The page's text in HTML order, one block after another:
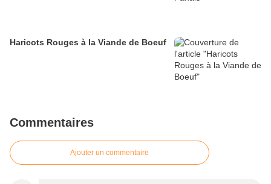
Haricots Rouges à la Viande de Boeuf
Commentaires
Ajouter un commentaire